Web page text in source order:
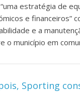
estratégia de
e financeiros”
e a
o município em
Sporting